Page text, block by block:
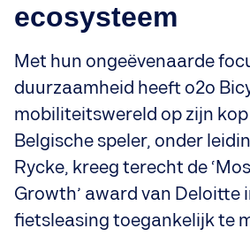
ecosysteem
Met hun ongeëvenaarde
duurzaamheid heeft o2o
mobiliteitswereld op zijn kop
Belgische speler, onder
Rycke, kreeg terecht de
Growth’ award van Deloitte
fietsleasing toegankelijk te